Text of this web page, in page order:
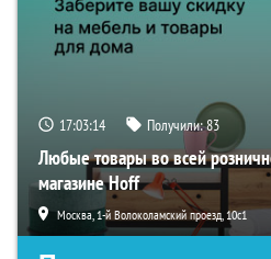
17:03:12 Получили:83
Любые товары во всей
магазине Hoff
Москва, 1-й Волоколамский проезд, 10с1